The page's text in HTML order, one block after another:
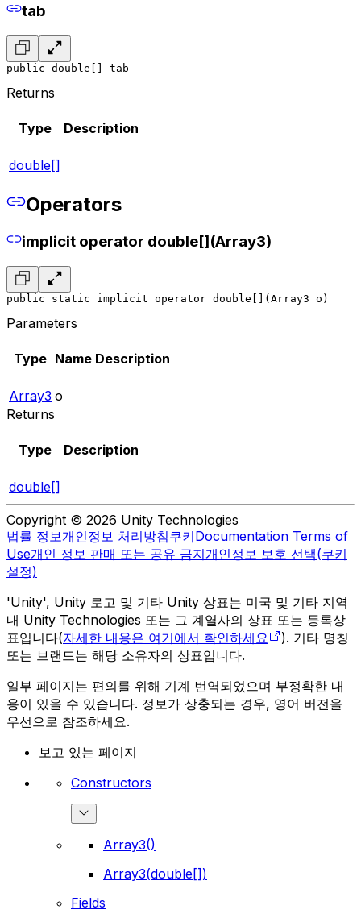
tab
public double[] tab
Returns
Type Description
double[]
Operators
implicit operator double[](Array3)
public static implicit operator double[](Array3 o)
Parameters
Type Name Description
Array3 o
Returns
Type Description
double[]
Copyright © 2026 Unity Technologies
법률 정보개인정보 처리방침쿠키Documentation Terms of
Use개인 정보 판매 또는 공유 금지개인정보 보호 선택(쿠키
설정)
'Unity', Unity 로고 및 기타 Unity 상표는 미국 및 기타 지역
내 Unity Technologies 또는 그 계열사의 상표 또는 등록상
표입니다(자세한 내용은 여기에서 확인하세요
). 기타 명칭
또는 브랜드는 해당 소유자의 상표입니다.
일부 페이지는 편의를 위해 기계 번역되었으며 부정확한 내
용이 있을 수 있습니다. 정보가 상충되는 경우, 영어 버전을
우선으로 참조하세요.
보고 있는 페이지
Constructors
Array3()
Array3(double[])
Fields